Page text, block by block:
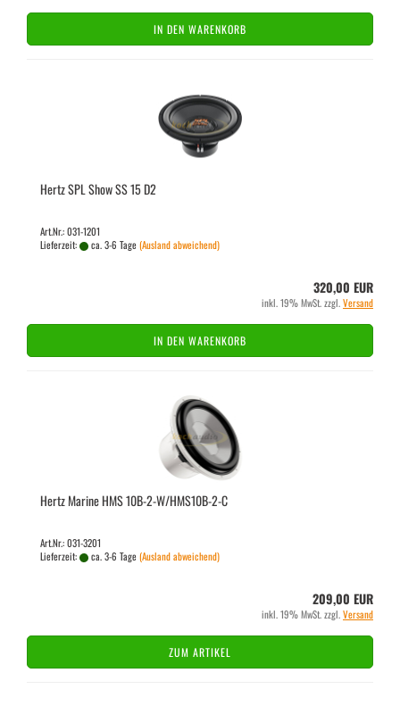
IN DEN WARENKORB
Hertz SPL Show SS 15 D2
Art.Nr.: 031-1201
Lieferzeit:
ca. 3-6 Tage(Ausland abweichend)
320,00 EUR
inkl. 19% MwSt. zzgl.Versand
IN DEN WARENKORB
Hertz Ma­ri­ne HMS 10B-​2-W/HMS10B-​​2-C
Art.Nr.: 031-3201
Lieferzeit:
ca. 3-6 Tage(Ausland abweichend)
209,00 EUR
inkl. 19% MwSt. zzgl.Versand
ZUM ARTIKEL